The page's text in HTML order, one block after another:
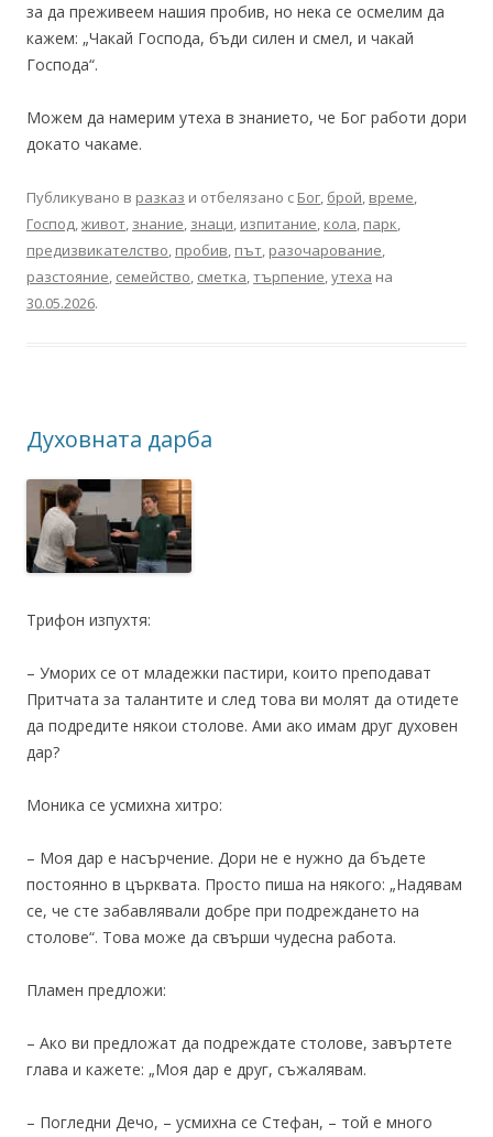
за да преживеем нашия пробив, но нека се осмелим да
кажем: „Чакай Господа, бъди силен и смел, и чакай
Господа“.
Можем да намерим утеха в знанието, че Бог работи дори
докато чакаме.
Публикувано в разказ и отбелязано с Бог, брой, време,
Господ,живот, знание, знаци, изпитание, кола, парк,
предизвикателство, пробив, път, разочарование,
разстояние, семейство, сметка,търпение,утеха на
30.05.2026.
Духовната дарба
Трифон изпухтя:
– Уморих се от младежки пастири, които преподават
Притчата за талантите и след това ви молят да отидете
да подредите някои столове. Ами ако имам друг духовен
дар?
Моника се усмихна хитро:
– Моя дар е насърчение. Дори не е нужно да бъдете
постоянно в църквата. Просто пиша на някого: „Надявам
се, че сте забавлявали добре при подреждането на
столове“. Това може да свърши чудесна работа.
Пламен предложи:
– Ако ви предложат да подреждате столове, завъртете
глава и кажете: „Моя дар е друг, съжалявам.
– Погледни Дечо, – усмихна се Стефан, – той е много